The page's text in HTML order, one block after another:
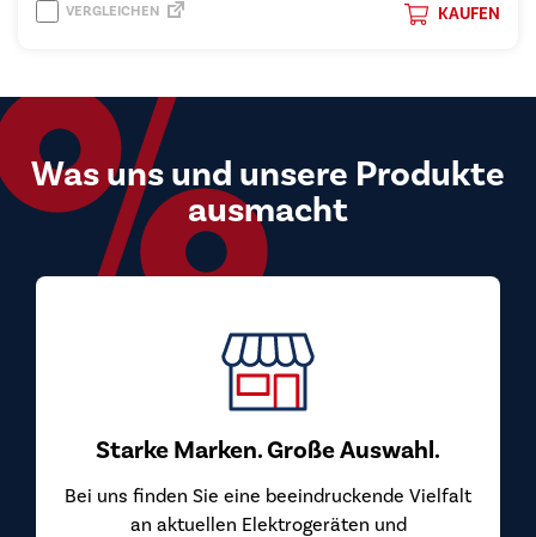
KAUFEN
VERGLEICHEN
Was uns und unsere Produkte
ausmacht
Starke Marken. Große Auswahl.
Bei uns finden Sie eine beeindruckende Vielfalt
an aktuellen Elektrogeräten und